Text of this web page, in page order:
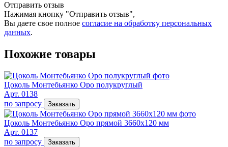
Отправить отзыв
Нажимая кнопку "Отправить отзыв",
Вы даете свое полное согласие на обработку персональных
данных.
Похожие товары
Цоколь Монтебьянко Оро полукруглый
Арт. 0138
по запросу
Заказать
Цоколь Монтебьянко Оро прямой 3660х120 мм
Арт. 0137
по запросу
Заказать